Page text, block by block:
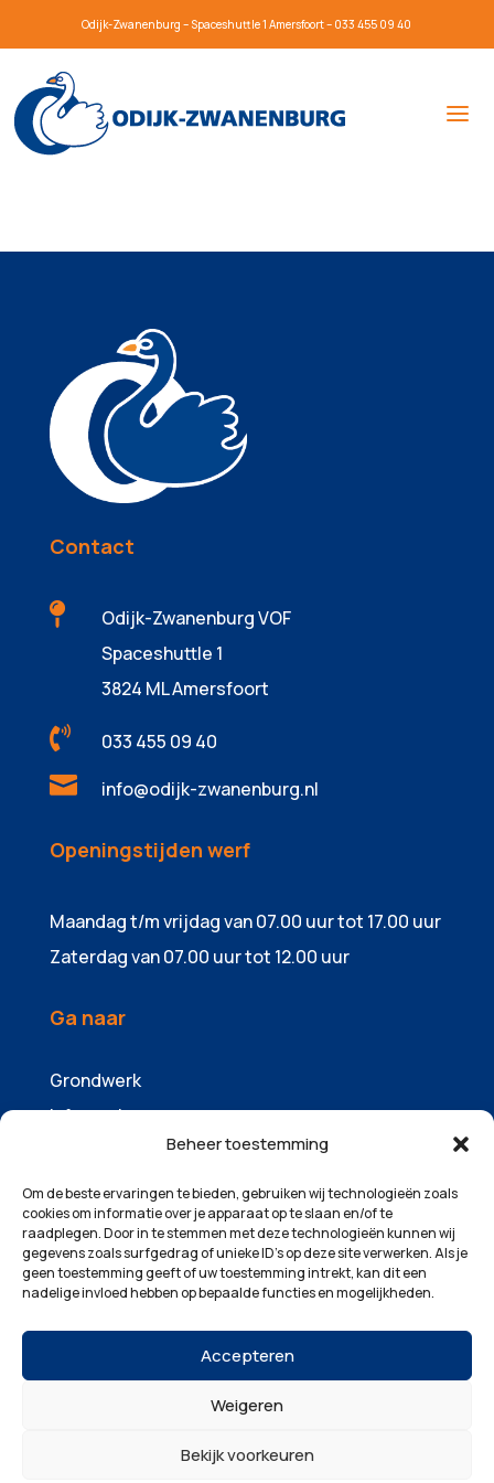
Beheer toestemming
Om de beste ervaringen te bieden, gebruiken wij technologieën zoals
cookies om informatie over je apparaat op te slaan en/of te
raadplegen. Door in te stemmen met deze technologieën kunnen wij
gegevens zoals surfgedrag of unieke ID's op deze site verwerken. Als je
geen toestemming geeft of uw toestemming intrekt, kan dit een
nadelige invloed hebben op bepaalde functies en mogelijkheden.
Accepteren
Weigeren
Bekijk voorkeuren
Odijk-Zwanenburg – Spaceshuttle 1 Amersfoort – 033 455 09 40
Contact

Odijk-Zwanenburg VOF
Spaceshuttle 1
3824 ML Amersfoort
 033 455 09 40
 info@odijk-zwanenburg.nl
Openingstijden werf
Maandag t/m vrijdag van 07.00 uur tot 17.00 uur
Zaterdag van 07.00 uur tot 12.00 uur
Ga naar
Grondwerk
Infrawerk
Containers & zandhandel
Machinepark
Over ons
Projecten
Contact
© 2025 Odijk-Zwanenburg VOF | Realisatie: